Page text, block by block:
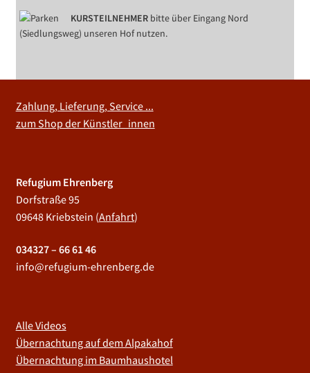
KURSTEILNEHMERbitte über Eingang Nord
(Siedlungsweg) unseren Hof nutzen.
Zahlung, Lieferung, Service ...
zum Shop der Künstler_innen
Refugium Ehrenberg
Dorfstraße 95
09648 Kriebstein (Anfahrt)
034327 – 66 61 46
info@refugium-ehrenberg.de
Alle Videos
Übernachtung auf dem Alpakahof
Übernachtung im Baumhaushotel